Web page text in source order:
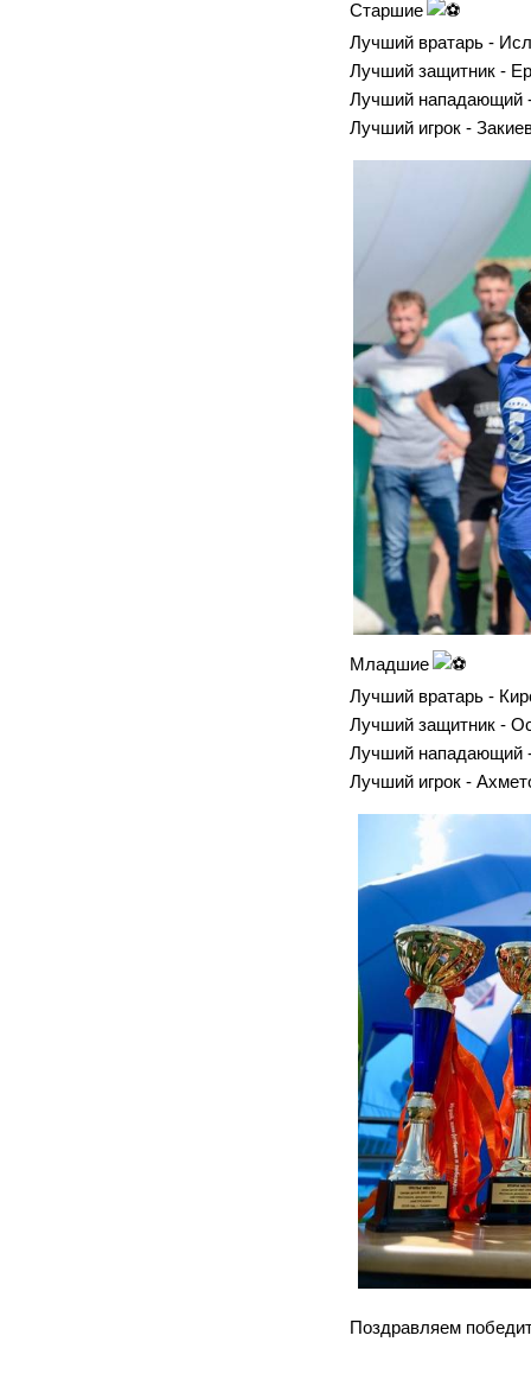
Старшие
Лучший вратарь -
Лучший защитник -
Лучший нападающий
Лучший игрок -
Младшие
Лучший вратарь -
Лучший защитник -
Лучший нападающий
Лучший игрок -
Поздравляем